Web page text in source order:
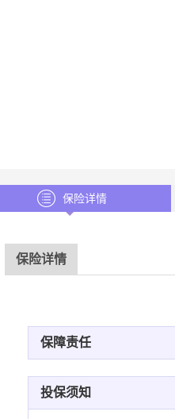
保险详情
保险详情
保障责任
投保须知